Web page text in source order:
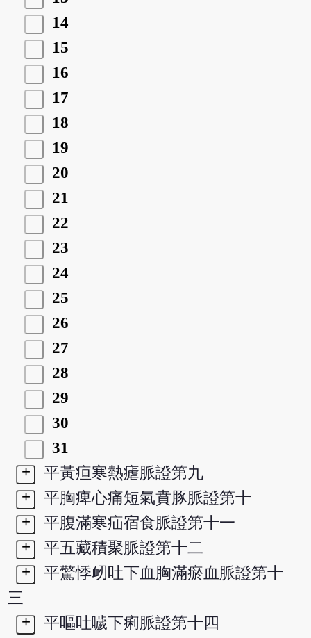
14
15
16
17
18
19
20
21
22
23
24
25
26
27
28
29
30
31
+
平黃疸寒熱瘧脈證第九
+
平胸痺心痛短氣賁豚脈證第十
+
平腹滿寒疝宿食脈證第十一
+
平五藏積聚脈證第十二
+
平驚悸衂吐下血胸滿瘀血脈證第十
三
+
平嘔吐噦下痢脈證第十四